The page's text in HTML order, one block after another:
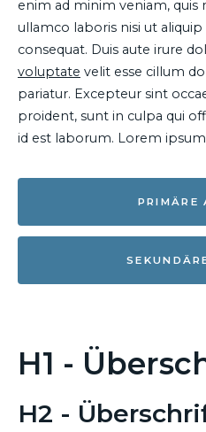
enim ad minim veniam, quis
ullamco laboris nisi ut
consequat. Duis aute irure
voluptate velit esse cillum
pariatur. Excepteur sint
proident, sunt in culpa qui
id est laborum. Lorem
PRIMÄRE
H1 -
H2 -